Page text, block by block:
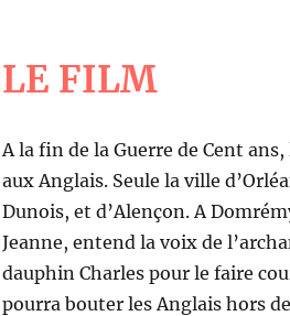
LE FILM
A la fin de la Guerre de Cent
aux Anglais. Seule la ville
Dunois, et d’Alençon. A
Jeanne, entend la voix de
dauphin Charles pour le faire
pourra bouter les Anglais hors